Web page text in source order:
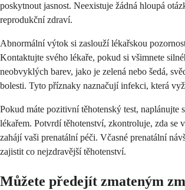
poskytnout jasnost. Neexistuje žádná hloupá
reprodukční zdraví.
Abnormální výtok si zaslouží lékařskou
Kontaktujte svého lékaře, pokud si všimnete
neobvyklých barev, jako je zelená nebo šedá,
bolesti. Tyto příznaky naznačují infekci, která
Pokud máte pozitivní těhotenský test, naplánujte
lékařem. Potvrdí těhotenství, zkontroluje, zda se
zahájí vaši prenatální péči. Včasné prenatální
zajistit co nejzdravější těhotenství.
Můžete předejít zmateným